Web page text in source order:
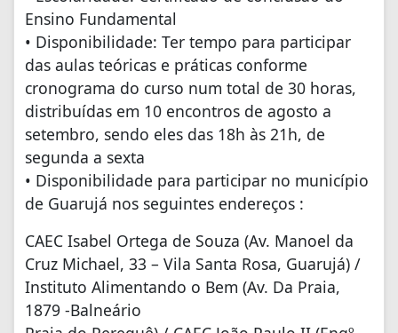
Ensino Fundamental
• Disponibilidade: Ter tempo para participar
das aulas teóricas e práticas conforme
cronograma do curso num total de 30 horas,
distribuídas em 10 encontros de agosto a
setembro, sendo eles das 18h às 21h, de
segunda a sexta
• Disponibilidade para participar no município
de Guarujá nos seguintes endereços :
CAEC Isabel Ortega de Souza (Av. Manoel da
Cruz Michael, 33 – Vila Santa Rosa, Guarujá) /
Instituto Alimentando o Bem (Av. Da Praia,
1879 -Balneário